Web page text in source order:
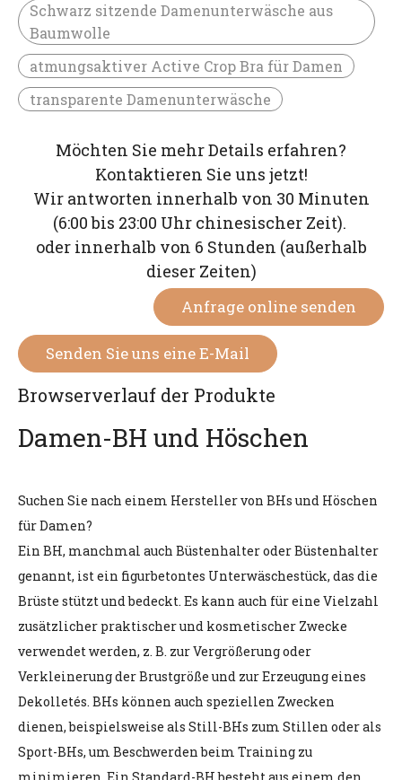
Schwarz sitzende Damenunterwäsche aus
Baumwolle
atmungsaktiver Active Crop Bra für Damen
transparente Damenunterwäsche
Möchten Sie mehr Details erfahren?
Kontaktieren Sie uns jetzt!
Wir antworten innerhalb von 30 Minuten
(6:00 bis 23:00 Uhr chinesischer Zeit).
oder innerhalb von 6 Stunden (außerhalb
dieser Zeiten)
Anfrage online senden
Senden Sie uns eine E-Mail
Browserverlauf der Produkte
Damen-BH und Höschen
Suchen Sie nach einem Hersteller von BHs und Höschen
für Damen?
Ein BH, manchmal auch Büstenhalter oder Büstenhalter
genannt, ist ein figurbetontes Unterwäschestück, das die
Brüste stützt und bedeckt. Es kann auch für eine Vielzahl
zusätzlicher praktischer und kosmetischer Zwecke
verwendet werden, z. B. zur Vergrößerung oder
Verkleinerung der Brustgröße und zur Erzeugung eines
Dekolletés. BHs können auch speziellen Zwecken
dienen, beispielsweise als Still-BHs zum Stillen oder als
Sport-BHs, um Beschwerden beim Training zu